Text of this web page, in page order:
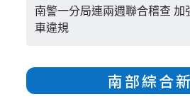
南警一分局連兩週聯合稽查 加
車違規
南部綜合